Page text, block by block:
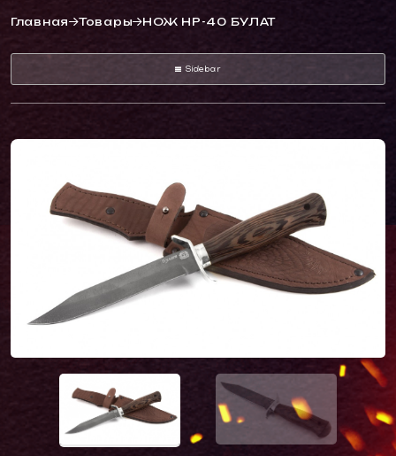
Главная Товары НОЖ НР-40 БУЛАТ
Sidebar